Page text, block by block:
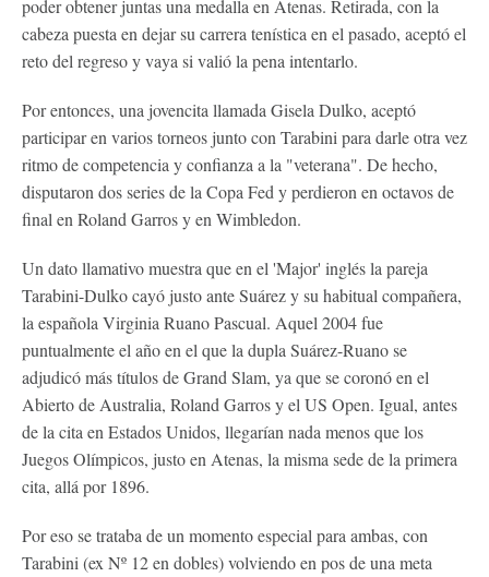
poder obtener juntas una medalla en Atenas. Retirada, con la
cabeza puesta en dejar su carrera tenística en el pasado, aceptó el
reto del regreso y vaya si valió la pena intentarlo.
Por entonces, una jovencita llamada Gisela Dulko, aceptó
participar en varios torneos junto con Tarabini para darle otra vez
ritmo de competencia y confianza a la "veterana". De hecho,
disputaron dos series de la Copa Fed y perdieron en octavos de
final en Roland Garros y en Wimbledon.
Un dato llamativo muestra que en el 'Major' inglés la pareja
Tarabini-Dulko cayó justo ante Suárez y su habitual compañera,
la española Virginia Ruano Pascual. Aquel 2004 fue
puntualmente el año en el que la dupla Suárez-Ruano se
adjudicó más títulos de Grand Slam, ya que se coronó en el
Abierto de Australia, Roland Garros y el US Open. Igual, antes
de la cita en Estados Unidos, llegarían nada menos que los
Juegos Olímpicos, justo en Atenas, la misma sede de la primera
cita, allá por 1896.
Por eso se trataba de un momento especial para ambas, con
Tarabini (ex Nº 12 en dobles) volviendo en pos de una meta